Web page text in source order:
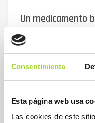
Consentimiento
Esta página web usa
Las cookies de este
Un medicamento
similar a su
referencia
por BioSim.
READ MORE